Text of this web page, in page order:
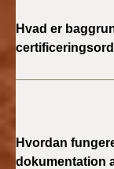
BR18 (1/1
2022)
BR18 (1/1-
2021)
Hvad er
Hvordan
dokumentation